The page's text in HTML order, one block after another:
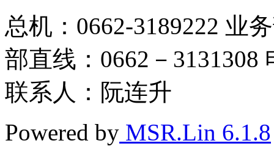
总机：0662-3189222 业
部直线：0662－3131308
联系人：阮连升
Powered by MSR.Lin 6.1.8